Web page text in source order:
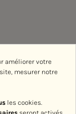
améliorer votre
mesurer notre
les cookies.